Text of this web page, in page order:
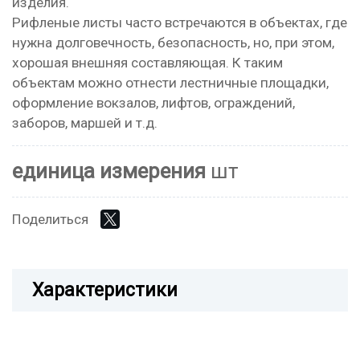
Рифленые листы часто встречаются в объектах, где
нужна долговечность, безопасность, но, при этом,
хорошая внешняя составляющая. К таким
объектам можно отнести лестничные площадки,
оформление вокзалов, лифтов, ограждений,
заборов, маршей и т.д.
единица измерения шт
Поделиться
Характеристики